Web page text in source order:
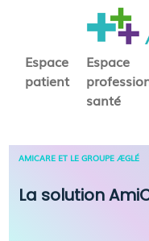
Espace
patient
Espace
santé
AMICARE ET LE GROUPE ÆGLÉ
La solution